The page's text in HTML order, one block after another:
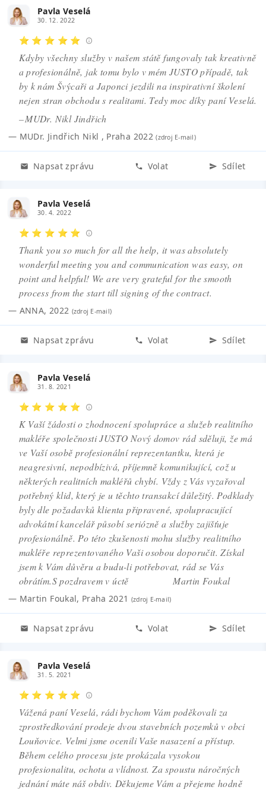
Pavla Veselá
30. 12. 2022
⭐ ⭐ ⭐ ⭐ ⭐
Kdyby všechny služby v našem státě fungovaly tak kreativně
a profesionálně, jak tomu bylo v mém JUSTO případě, tak
by k nám Švýcaři a Japonci jezdili na inspirativní školení
nejen stran obchodu s realitami. Tedy moc díky paní Veselá.
– MUDr. Nikl Jindřich
— MUDr. Jindřich Nikl , Praha 2022(zdroj E-mail)
Napsat zprávu Volat Sdílet
Pavla Veselá
30. 4. 2022
⭐ ⭐ ⭐ ⭐ ⭐
Thank you so much for all the help, it was absolutely
wonderful meeting you and communication was easy, on
point and helpful! We are very grateful for the smooth
process from the start till signing of the contract.
— ANNA, 2022 (zdroj E-mail)
Napsat zprávu Volat Sdílet
Pavla Veselá
31. 8. 2021
⭐ ⭐ ⭐ ⭐ ⭐
K Vaší žádosti o zhodnocení spolupráce a služeb realitního
makléře společnosti JUSTO Nový domov rád sděluji, že má
ve Vaší osobě profesionální reprezentantku, která je
neagresivní, nepodbízivá, příjemně komunikující, což u
některých realitních makléřů chybí. Vždy z Vás vyzařoval
potřebný klid, který je u těchto transakcí důležitý. Podklady
byly dle požadavků klienta připravené, spolupracující
advokátní kancelář působí seriózně a služby zajišťuje
profesionálně. Po této zkušenosti mohu služby realitního
makléře reprezentovaného Vaši osobou doporučit. Získal
jsem k Vám důvěru a budu-li potřebovat, rád se Vás
obrátím.S pozdravem v úctě Martin Foukal
— Martin Foukal, Praha 2021 (zdroj E-mail)
Napsat zprávu Volat Sdílet
Pavla Veselá
31. 5. 2021
⭐ ⭐ ⭐ ⭐ ⭐
Vážená paní Veselá, rádi bychom Vám poděkovali za
zprostředkování prodeje dvou stavebních pozemků v obci
Louňovice. Velmi jsme ocenili Vaše nasazení a přístup.
Během celého procesu jste prokázala vysokou
profesionalitu, ochotu a vlídnost. Za spoustu náročných
jednání máte náš obdiv. Děkujeme Vám a přejeme hodně